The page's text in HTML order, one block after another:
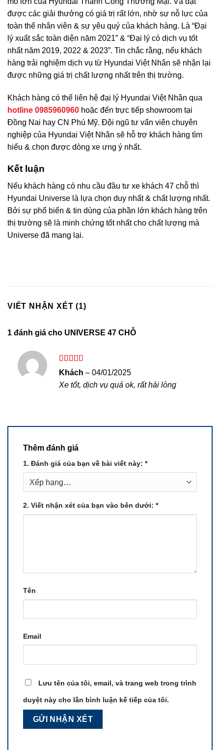
được các giải thưởng có giá trị rất lớn, nhờ sự nỗ lực của
toàn thể nhân viên & sự yêu quý của khách hàng. Là “Đại
lý xuất sắc toàn diện năm 2021” & “Đại lý có dịch vụ tốt
nhất năm 2019, 2022 & 2023”. Tin chắc rằng, nếu khách
hàng trải nghiệm dịch vụ từ Hyundai Việt Nhân sẽ nhận lại
được những giá trị chất lượng nhất trên thị trường.
Khách hàng có thể liên hệ đại lý Hyundai Việt Nhân qua
hotline 0985960960 hoặc đến trực tiếp showroom tại
Đồng Nai hay CN Phú Mỹ. Đội ngũ tư vấn viên chuyên
nghiệp của Hyundai Việt Nhân sẽ hỗ trợ khách hàng tìm
hiểu & chọn được dòng xe ưng ý nhất.
Kết luận
Nếu khách hàng có nhu cầu đầu tư xe khách 47 chỗ thì
Hyundai Universe là lựa chọn duy nhất & chất lượng nhất.
Bởi sự phổ biến & tin dùng của phần lớn khách hàng trên
thị trường sẽ là minh chứng tốt nhất cho chất lượng mà
Universe đã mang lại.
VIẾT NHẬN XÉT (1)
1 đánh giá cho UNIVERSE 47 CHỖ
Được xếp
hạng55 sao
Khách – 04/01/2025
Xe tốt, dịch vụ quá ok, rất hài lòng
Thêm đánh giá
1. Đánh giá của bạn về bài viết này: *
2. Viết nhận xét của bạn vào bên dưới: *
Tên
Email
Lưu tên của tôi, email, và trang web trong trình
duyệt này cho lần bình luận kế tiếp của tôi.